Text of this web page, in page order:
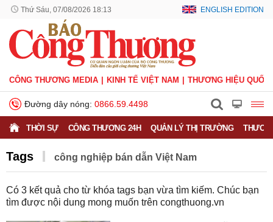
Thứ Sáu, 07/08/2026 18:13 ENGLISH EDITION
CÔNG THƯƠNG MEDIA KINH TẾ VIỆT NAM THƯƠNG HIỆU QUỐC
Đường dây nóng: 0866.59.4498
THỜI SỰ CÔNG THƯƠNG 24H QUẢN LÝ THỊ TRƯỜNG
Tags công nghiệp bán dẫn Việt Nam
Có 3 kết quả cho từ khóa tags bạn vừa tìm kiếm. Chúc bạn
tìm được nội dung mong muốn trên congthuong.vn